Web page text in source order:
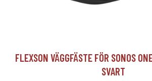
FLEXSON VÄGGFÄSTE FÖR SONOS
SVART